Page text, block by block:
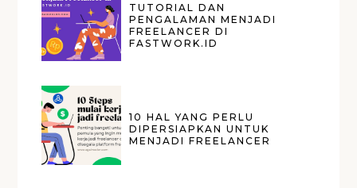
TUTORIAL DAN
PENGALAMAN MENJADI
FREELANCER DI
FASTWORK.ID
10 HAL YANG PERLU
DIPERSIAPKAN UNTUK
MENJADI FREELANCER